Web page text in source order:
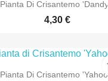
Pianta Di Crisantemo
4,30 €
Pianta Di Crisantemo